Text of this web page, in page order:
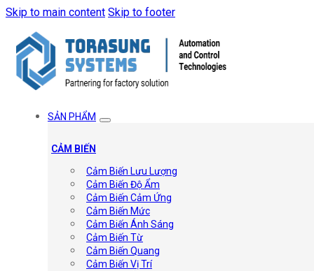
Skip to main content Skip to footer
SẢN PHẨM
CẢM BIẾN
Cảm Biến Lưu Lượng
Cảm Biến Độ Ẩm
Cảm Biến Cảm Ứng
Cảm Biến Mức
Cảm Biến Ánh Sáng
Cảm Biến Từ
Cảm Biến Quang
Cảm Biến Vị Trí